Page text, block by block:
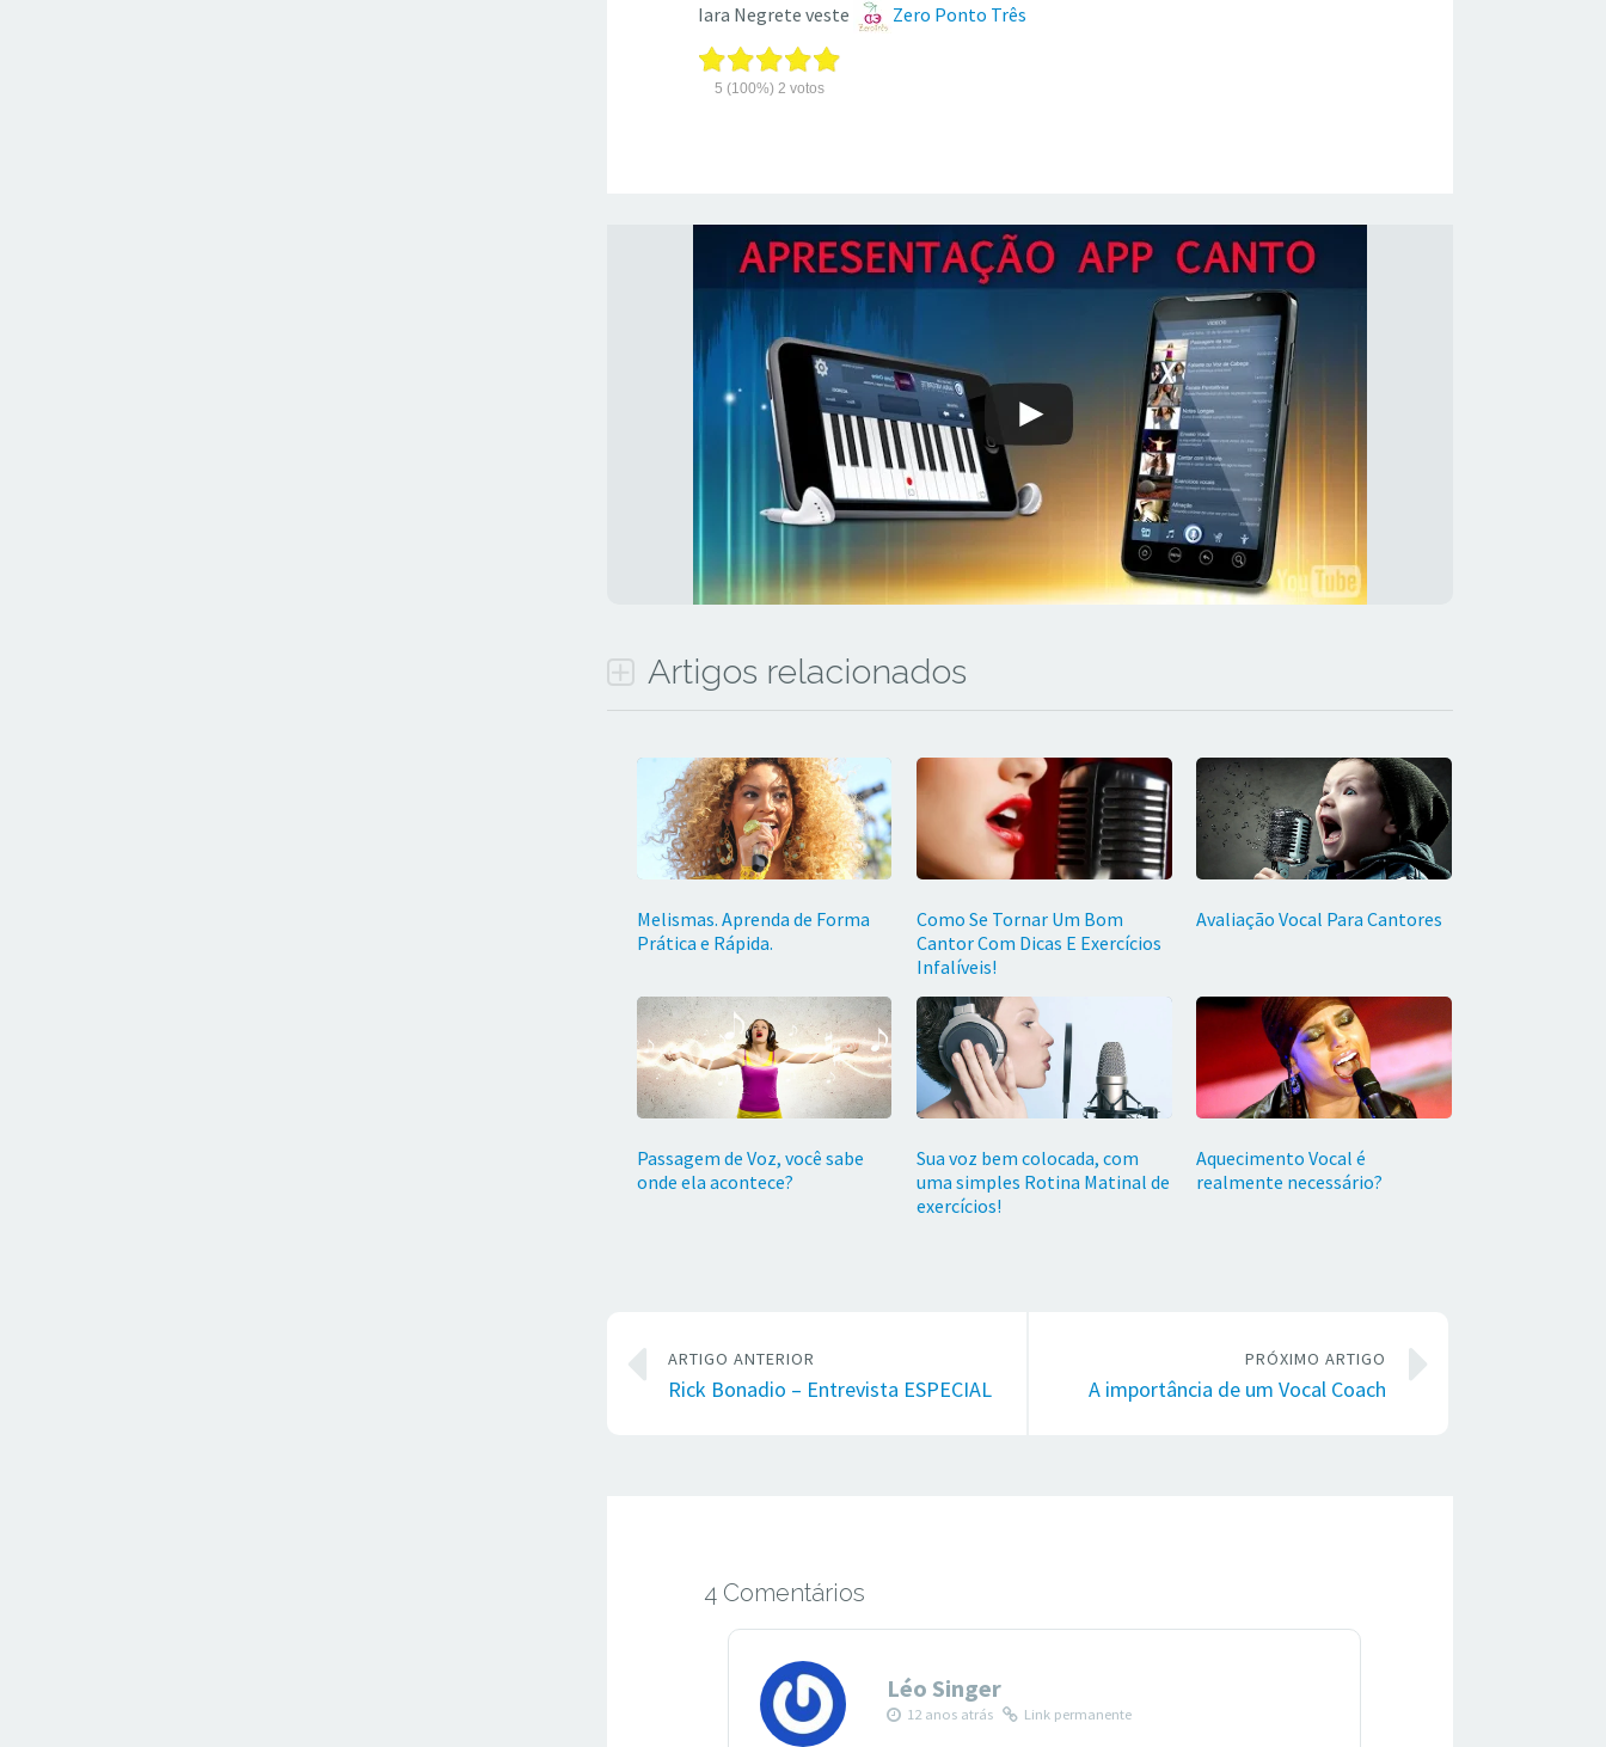
Iara Negrete veste
Zero Ponto Três
5 (100%) 2 votos
Artigos relacionados
Melismas. Aprenda de Forma
Prática e Rápida.
Como Se Tornar Um Bom
Cantor Com Dicas E Exercícios
Infalíveis!
Avaliação Vocal Para Cantores
Passagem de Voz, você sabe
onde ela acontece?
Sua voz bem colocada, com
uma simples Rotina Matinal de
exercícios!
Aquecimento Vocal é
realmente necessário?
ARTIGO ANTERIOR
Rick Bonadio – Entrevista ESPECIAL
PRÓXIMO ARTIGO
A importância de um Vocal Coach
4 Comentários
Léo Singer
12 anos atrás Link permanente